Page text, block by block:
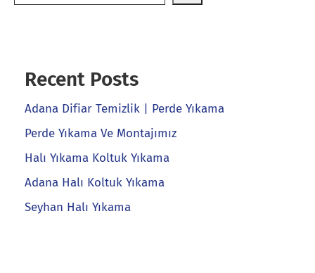
Recent Posts
Adana Difiar Temizlik | Perde Yıkama
Perde Yıkama Ve Montajımız
Halı Yıkama Koltuk Yıkama
Adana Halı Koltuk Yıkama
Seyhan Halı Yıkama